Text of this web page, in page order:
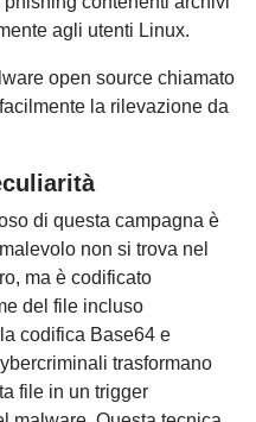
agli utenti Linux.
open source chiamato
la rilevazione da
di questa campagna è
non si trova nel
ma è codificato
del file incluso
codifica Base64 e
trasformano
file in un trigger